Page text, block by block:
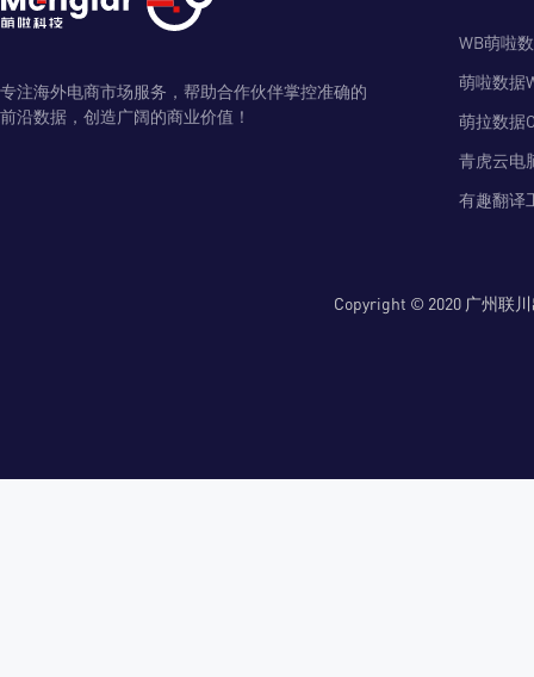
专注海外电商市场服务，帮助合作伙伴掌控准确的
前沿数据，创造广阔的商业价值！
WB萌啦
萌啦数据
萌拉数据
青虎云电
有趣翻译
Copyright © 2020 广州联